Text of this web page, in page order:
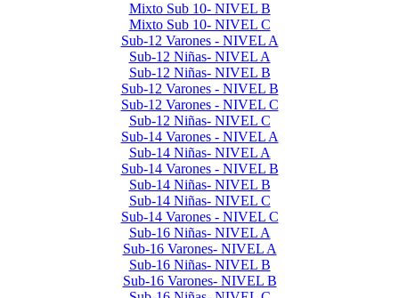
Mixto Sub 10- NIVEL B
Mixto Sub 10- NIVEL C
Sub-12 Varones - NIVEL A
Sub-12 Niñas- NIVEL A
Sub-12 Niñas- NIVEL B
Sub-12 Varones - NIVEL B
Sub-12 Varones - NIVEL C
Sub-12 Niñas- NIVEL C
Sub-14 Varones - NIVEL A
Sub-14 Niñas- NIVEL A
Sub-14 Varones - NIVEL B
Sub-14 Niñas- NIVEL B
Sub-14 Niñas- NIVEL C
Sub-14 Varones - NIVEL C
Sub-16 Niñas- NIVEL A
Sub-16 Varones- NIVEL A
Sub-16 Niñas- NIVEL B
Sub-16 Varones- NIVEL B